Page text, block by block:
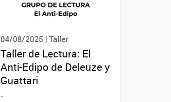
04/08/2025 | Taller
Taller de Lectura: El
Anti-Edipo de Deleuze y
Guattari
-